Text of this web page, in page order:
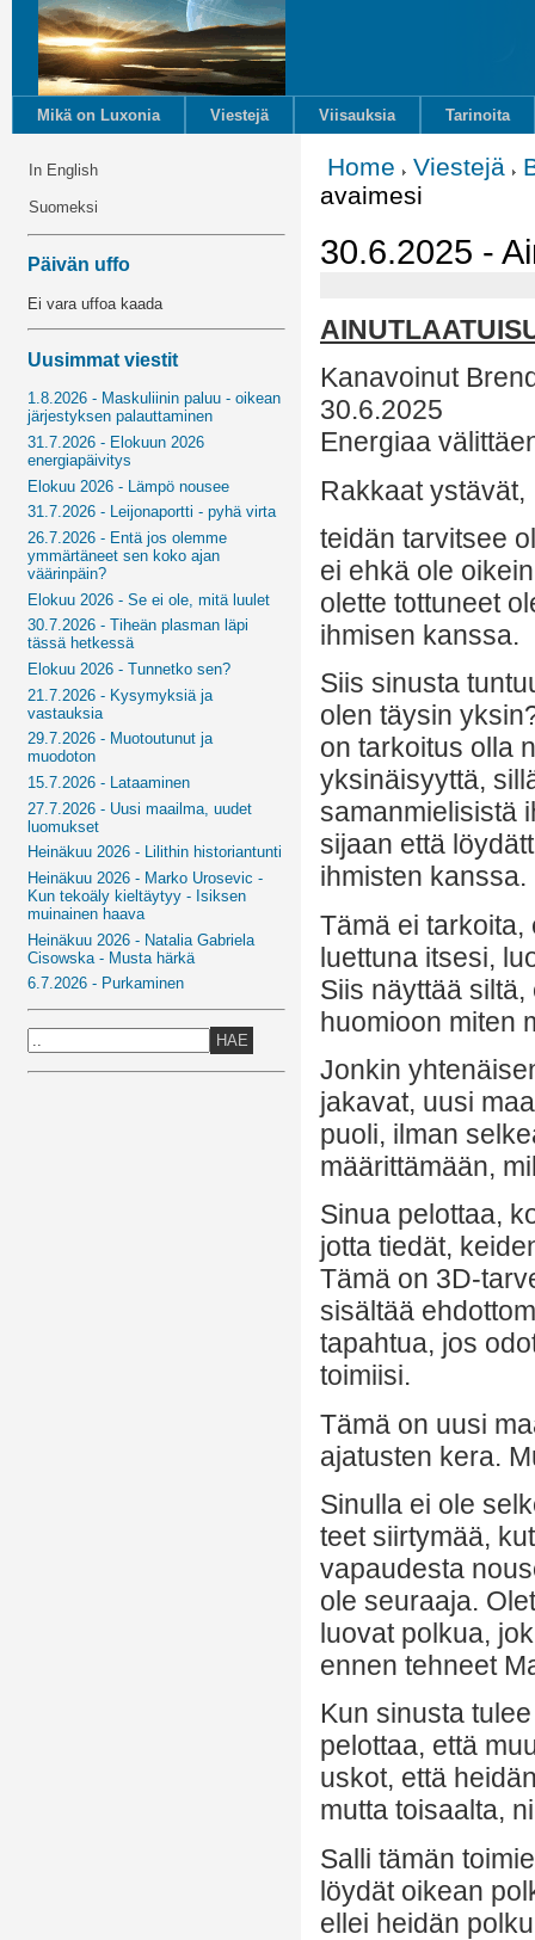
Mikä on Luxonia Viestejä Viisauksia Tarinoita
In English
Suomeksi
Päivän uffo
Ei vara uffoa kaada
Uusimmat viestit
1.8.2026 - Maskuliinin paluu - oikean
järjestyksen palauttaminen
31.7.2026 - Elokuun 2026
energiapäivitys
Elokuu 2026 - Lämpö nousee
31.7.2026 - Leijonaportti - pyhä virta
26.7.2026 - Entä jos olemme
ymmärtäneet sen koko ajan
väärinpäin?
Elokuu 2026 - Se ei ole, mitä luulet
30.7.2026 - Tiheän plasman läpi
tässä hetkessä
Elokuu 2026 - Tunnetko sen?
21.7.2026 - Kysymyksiä ja
vastauksia
29.7.2026 - Muotoutunut ja
muodoton
15.7.2026 - Lataaminen
27.7.2026 - Uusi maailma, uudet
luomukset
Heinäkuu 2026 - Lilithin historiantunti
Heinäkuu 2026 - Marko Urosevic -
Kun tekoäly kieltäytyy - Isiksen
muinainen haava
Heinäkuu 2026 - Natalia Gabriela
Cisowska - Musta härkä
6.7.2026 - Purkaminen
HAE
Home Viestejä
avaimesi
30.6.2025 -
Kanavoinut
30.6.2025
Energiaa
Rakkaat ystävät,
teidän tarvitsee
ei ehkä ole
olette tottuneet
ihmisen kanssa.
Siis sinusta
olen täysin
on tarkoitus olla
yksinäisyyttä,
samanmielisistä
sijaan että
ihmisten kanssa.
Tämä ei tarkoita,
luettuna itsesi,
Siis näyttää
huomioon miten
Jonkin
jakavat, uusi
puoli, ilman
määrittämään,
Sinua pelottaa,
jotta tiedät,
Tämä on 3D-
sisältää
tapahtua, jos
toimiisi.
Tämä on uusi
ajatusten kera.
Sinulla ei ole
teet siirtymää,
vapaudesta
ole seuraaja.
luovat polkua,
ennen tehneet
Kun sinusta
pelottaa, että
uskot, että
mutta toisaalta,
Salli tämän
löydät oikean
ellei heidän